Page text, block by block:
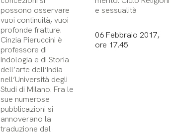
possono osservare
vuoi continuità, vuoi
profonde fratture.
Cinzia Pieruccini è
professore di
Indologia e di Storia
dell’arte dell’India
nell’Università degli
Studi di Milano. Fra le
sue numerose
pubblicazioni si
annoverano la
traduzione dal
e sessualità
06 Febbraio 2017,
ore 17.45